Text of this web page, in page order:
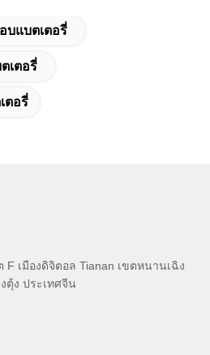
บแบตเตอรี่
เตอรี่
ตอรี่
F เมืองดิจิตอล Tianan เขตหนานเฉิง
ตุ้ง ประเทศจีน